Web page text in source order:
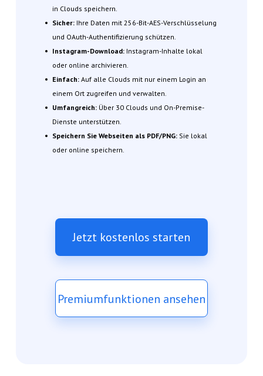
in Clouds speichern.
Sicher: Ihre Daten mit 256-Bit-AES-Verschlüsselung
und OAuth-Authentifizierung schützen.
Instagram-Download: Instagram-Inhalte lokal
oder online archivieren.
Einfach: Auf alle Clouds mit nur einem Login an
einem Ort zugreifen und verwalten.
Umfangreich: Über 30 Clouds und On-Premise-
Dienste unterstützen.
Speichern Sie Webseiten als PDF/PNG: Sie lokal
oder online speichern.
Jetzt kostenlos starten
Premiumfunktionen ansehen